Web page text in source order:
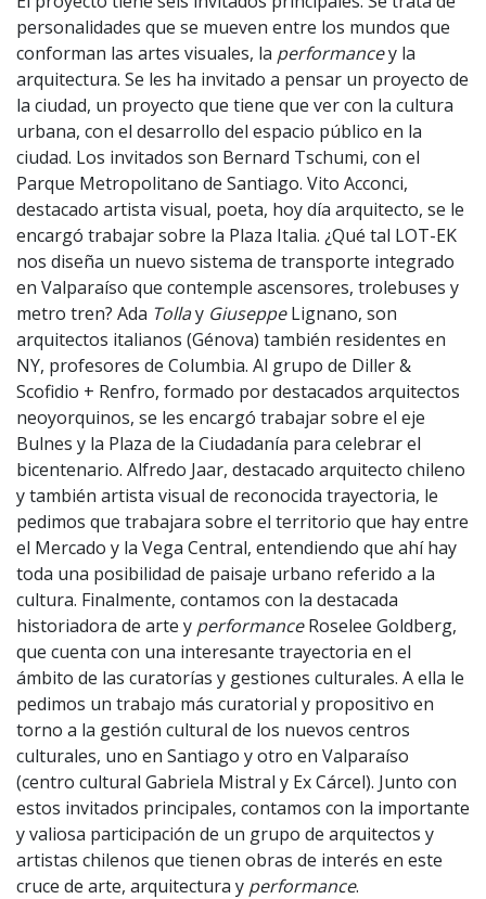
personalidades que se mueven entre los mundos que
conforman las artes visuales, la performancey la
arquitectura. Se les ha invitado a pensar un proyecto de
la ciudad, un proyecto que tiene que ver con la cultura
urbana, con el desarrollo del espacio público en la
ciudad. Los invitados son Bernard Tschumi, con el
Parque Metropolitano de Santiago. Vito Acconci,
destacado artista visual, poeta, hoy día arquitecto, se le
encargó trabajar sobre la Plaza Italia. ¿Qué tal LOT-EK
nos diseña un nuevo sistema de transporte integrado
en Valparaíso que contemple ascensores, trolebuses y
metro tren? Ada Tollay GiuseppeLignano, son
arquitectos italianos (Génova) también residentes en
NY, profesores de Columbia. Al grupo de Diller &
Scofidio + Renfro, formado por destacados arquitectos
neoyorquinos, se les encargó trabajar sobre el eje
Bulnes y la Plaza de la Ciudadanía para celebrar el
bicentenario. Alfredo Jaar, destacado arquitecto chileno
y también artista visual de reconocida trayectoria, le
pedimos que trabajara sobre el territorio que hay entre
el Mercado y la Vega Central, entendiendo que ahí hay
toda una posibilidad de paisaje urbano referido a la
cultura. Finalmente, contamos con la destacada
historiadora de arte y performanceRoselee Goldberg,
que cuenta con una interesante trayectoria en el
ámbito de las curatorías y gestiones culturales. A ella le
pedimos un trabajo más curatorial y propositivo en
torno a la gestión cultural de los nuevos centros
culturales, uno en Santiago y otro en Valparaíso
(centro cultural Gabriela Mistral y Ex Cárcel). Junto con
estos invitados principales, contamos con la importante
y valiosa participación de un grupo de arquitectos y
artistas chilenos que tienen obras de interés en este
cruce de arte, arquitectura y performance.